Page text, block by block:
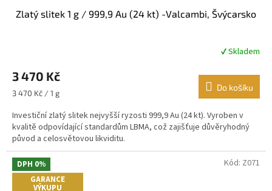
Zlatý slitek 1 g / 999,9 Au (24 kt) -Valcambi, Švýcarsko
produktu
je
5,0
z
5
hvězdiček.
✔ Skladem
3 470 Kč
Měrná
3 470 Kč / 1 g
Do košíku
Investiční zlatý slitek nejvyšší ryzosti 999,9 Au (24 kt). Vyroben v
kvalitě odpovídající standardům LBMA, což zajišťuje důvěryhodný
původ a celosvětovou likviditu.
DPH 0%
GARANCE
VÝKUPU
Kód: Z071